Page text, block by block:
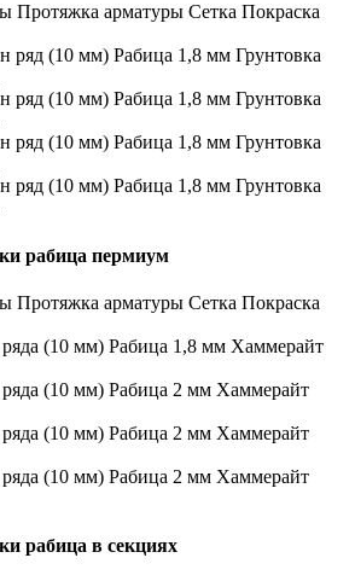
Протяжка арматуры Сетка Покраска
ряд (10 мм) Рабица 1,8 мм Грунтовка
ряд (10 мм) Рабица 1,8 мм Грунтовка
ряд (10 мм) Рабица 1,8 мм Грунтовка
ряд (10 мм) Рабица 1,8 мм Грунтовка
рабица пермиум
Протяжка арматуры Сетка Покраска
(10 мм) Рабица 1,8 мм Хаммерайт
(10 мм) Рабица 2 мм Хаммерайт
(10 мм) Рабица 2 мм Хаммерайт
(10 мм) Рабица 2 мм Хаммерайт
рабица в секциях